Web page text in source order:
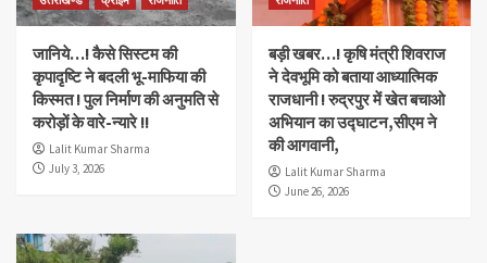
जानिये…! कैसे सिस्टम की
कृपादृष्टि ने बदली भू-माफिया की
किस्मत ! पुल निर्माण की अनुमति से
करोड़ों के वारे-न्यारे !!
Lalit Kumar Sharma
July 3, 2026
बड़ी खबर…! कृषि मंत्री शिवराज
ने देवभूमि को बताया आध्यात्मिक
राजधानी ! रुद्रपुर में खेत बचाओ
अभियान का उद्घाटन,सीएम ने
की आगवानी,
Lalit Kumar Sharma
June 26, 2026